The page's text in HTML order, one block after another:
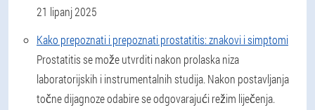
21 lipanj 2025
Kako prepoznati i prepoznati prostatitis: znakovi i simptomi
Prostatitis se može utvrditi nakon prolaska niza
laboratorijskih i instrumentalnih studija. Nakon postavljanja
točne dijagnoze odabire se odgovarajući režim liječenja.